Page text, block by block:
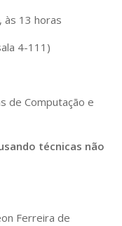
às 13 horas
4-111)
de Computação e
técnicas não
Ferreira de